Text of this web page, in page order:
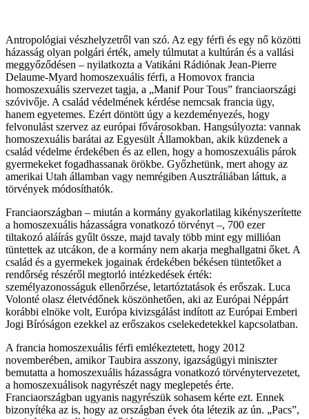
Antropológiai vészhelyzetről van szó. Az egy férfi és egy nő közötti
házasság olyan polgári érték, amely túlmutat a kultúrán és a vallási
meggyőződésen – nyilatkozta a Vatikáni Rádiónak Jean-Pierre
Delaume-Myard homoszexuális férfi, a Homovox francia
homoszexuális szervezet tagja, a „Manif Pour Tous” franciaországi
szóvivője. A család védelmének kérdése nemcsak francia ügy,
hanem egyetemes. Ezért döntött úgy a kezdeményezés, hogy
felvonulást szervez az európai fővárosokban. Hangsúlyozta: vannak
homoszexuális barátai az Egyesült Államokban, akik küzdenek a
család védelme érdekében és az ellen, hogy a homoszexuális párok
gyermekeket fogadhassanak örökbe. Győzhetünk, mert ahogy az
amerikai Utah államban vagy nemrégiben Ausztráliában láttuk, a
törvények módosíthatók.
Franciaországban – miután a kormány gyakorlatilag kikényszerítette
a homoszexuális házasságra vonatkozó törvényt –, 700 ezer
tiltakozó aláírás gyűlt össze, majd tavaly több mint egy millióan
tüntettek az utcákon, de a kormány nem akarja meghallgatni őket. A
család és a gyermekek jogainak érdekében békésen tüntetőket a
rendőrség részéről megtorló intézkedések érték:
személyazonosságuk ellenőrzése, letartóztatások és erőszak. Luca
Volonté olasz életvédőnek köszönhetően, aki az Európai Néppárt
korábbi elnöke volt, Európa kivizsgálást indított az Európai Emberi
Jogi Bíróságon ezekkel az erőszakos cselekedetekkel kapcsolatban.
A francia homoszexuális férfi emlékeztetett, hogy 2012
novemberében, amikor Taubira asszony, igazságügyi miniszter
bemutatta a homoszexuális házasságra vonatkozó törvénytervezetet,
a homoszexuálisok nagyrészét nagy meglepetés érte.
Franciaországban ugyanis nagyrészük sohasem kérte ezt. Ennek
bizonyítéka az is, hogy az országban évek óta létezik az ún. „Pacs”,